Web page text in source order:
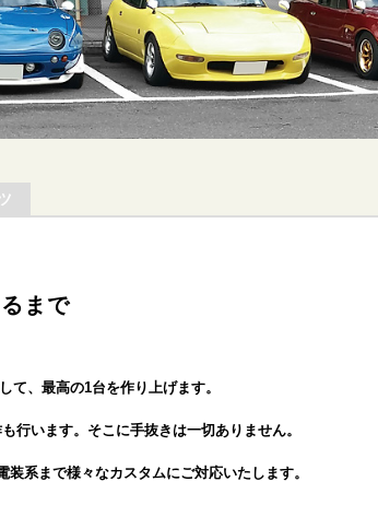
まで
、最高の1台を作り上げます。
行います。そこに手抜きは一切ありません。
装系まで様々なカスタムにご対応いたします。